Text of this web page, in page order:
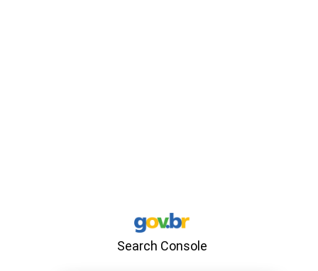
Search Console